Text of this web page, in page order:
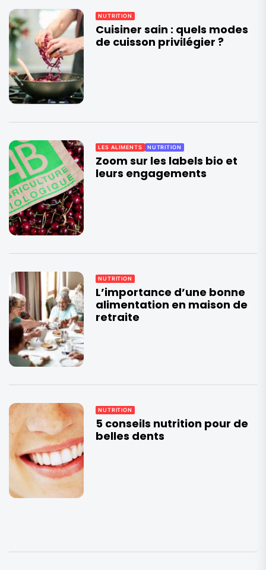
NUTRITION
Cuisiner sain : quels modes
de cuisson privilégier ?
LES ALIMENTS NUTRITION
Zoom sur les labels bio et
leurs engagements
NUTRITION
L’importance d’une bonne
alimentation en maison de
retraite
NUTRITION
5 conseils nutrition pour de
belles dents